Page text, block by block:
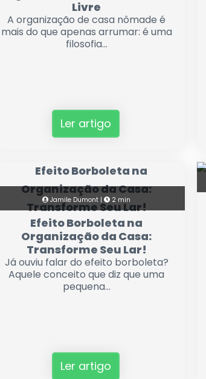
Livre
A organização de casa nômade é
mais do que apenas arrumar: é uma
filosofia...
Ler artigo
Jamile Dumont | 2 min
Efeito Borboleta na
Organização da Casa:
Transforme Seu Lar!
Já ouviu falar do efeito borboleta?
Aquele conceito que diz que uma
pequena...
Ler artigo